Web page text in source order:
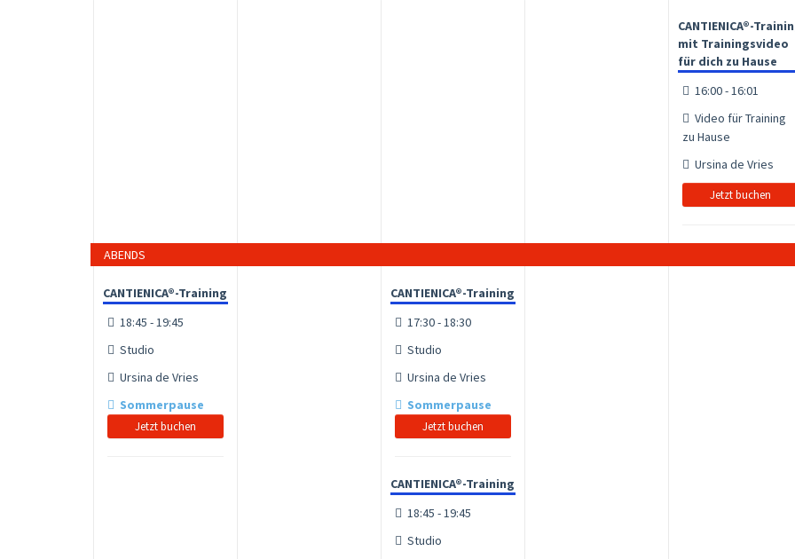
CANTIENICA®-
mit Trainingsvideo
für dich zu Hause
16:00 - 16:01
Video für Training
zu Hause
Ursina de Vries
Jetzt buchen
ABENDS
CANTIENICA®-Training
18:45 - 19:45
Studio
Ursina de Vries
Sommerpause
Jetzt buchen
CANTIENICA®-Training
17:30 - 18:30
Studio
Ursina de Vries
Sommerpause
Jetzt buchen
CANTIENICA®-Training
18:45 - 19:45
Studio